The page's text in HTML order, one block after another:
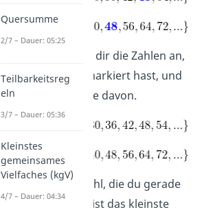
Schau dir die Zahlen an,
die du gerade markiert hast, und
finde die kleinste davon.
Schritt 4:Die Zahl, die du gerade
gefunden hast, ist das kleinste
Quersumme
2/7 – Dauer: 05:25
Teilbarkeitsreg
eln
3/7 – Dauer: 05:36
Kleinstes
gemeinsames
Vielfaches (kgV)
4/7 – Dauer: 04:34